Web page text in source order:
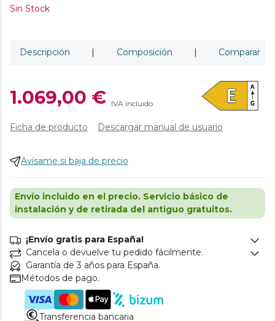
Sin Stock
Descripción | Composición | Comparar
1.069,00 € IVA incluido
Ficha de producto Descargar manual de usuario
Avísame si baja de precio
Envío incluido en el precio. Servicio básico de
instalación y de retirada del antiguo gratuitos.
¡Envío gratis para España!
Cancela o devuelve tu pedido fácilmente.
Garantía de 3 años para España.
Métodos de pago.
Transferencia bancaria